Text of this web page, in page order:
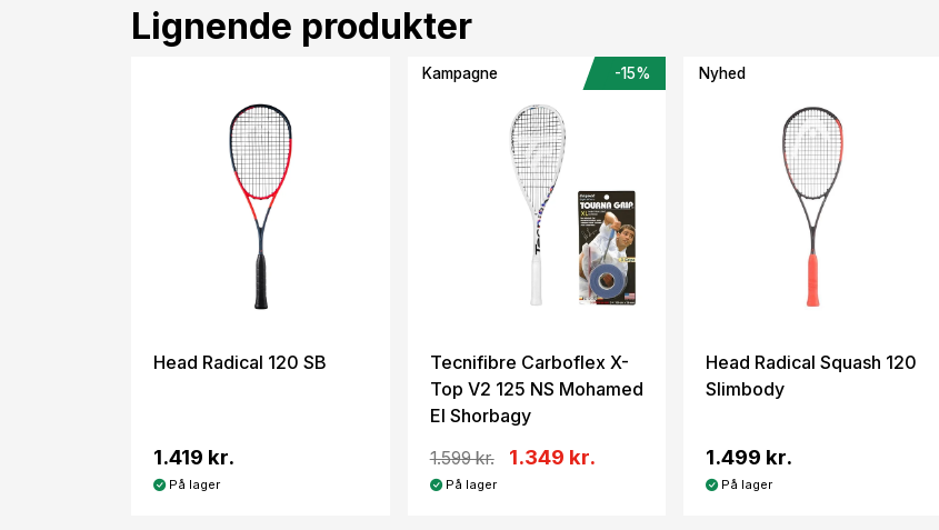
Lignende produkter
Head Radical 120 SB
1.419 kr.
På lager
Kampagne -15%
Tecnifibre Carboflex X-
Top V2 125 NS Mohamed
El Shorbagy
1.599 kr. 1.349 kr.
På lager
Nyhed
Head Radical Squash 120
Slimbody
1.499 kr.
På lager